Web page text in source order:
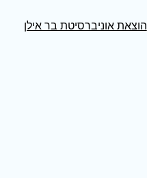
הוצאת אוניברסיטת בר אילן